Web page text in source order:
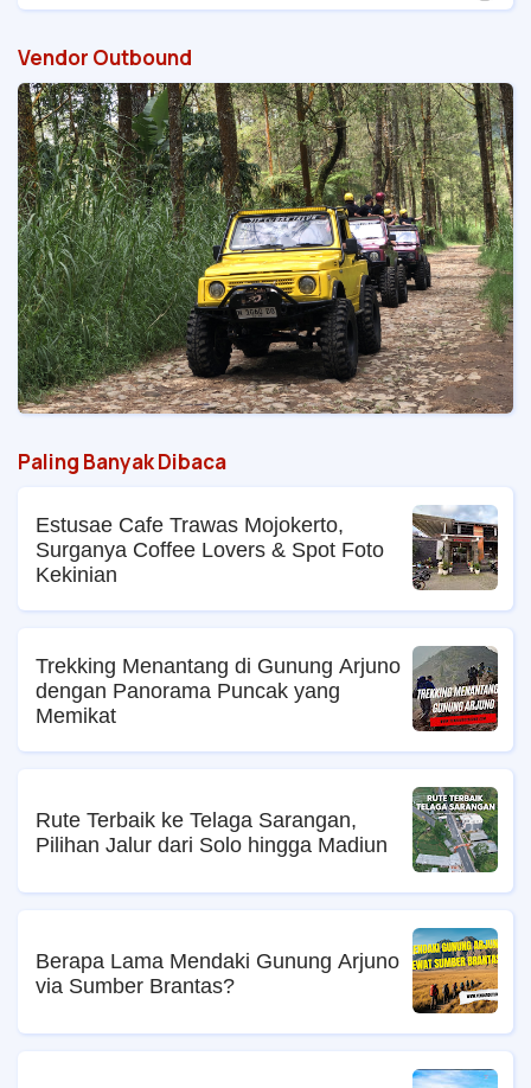
Vendor Outbound
Paling Banyak Dibaca
Estusae Cafe Trawas Mojokerto,
Surganya Coffee Lovers & Spot Foto
Kekinian
Trekking Menantang di Gunung Arjuno
dengan Panorama Puncak yang
Memikat
Rute Terbaik ke Telaga Sarangan,
Pilihan Jalur dari Solo hingga Madiun
Berapa Lama Mendaki Gunung Arjuno
via Sumber Brantas?